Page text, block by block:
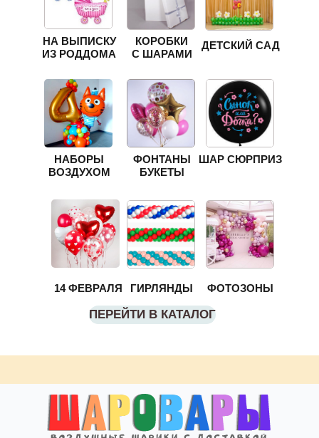
ФОНТАНЫ
БУКЕТЫ
НА ВЫПИСКУ
ИЗ РОДДОМА
ШАР СЮРПРИЗ
ГИРЛЯНДЫ
ПЕРЕЙТИ В КАТАЛОГ
ФОТОЗОНЫ
КОРОБКИ
С ШАРАМИ
14 ФЕВРАЛЯ
НАБОРЫ
ВОЗДУХОМ
ДЕТСКИЙ САД